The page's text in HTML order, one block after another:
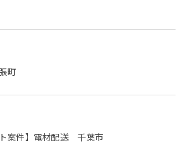
町
ト案件】電材配送 千葉市